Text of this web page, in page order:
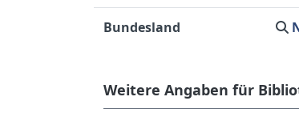
Bundesland
Weitere Angaben für